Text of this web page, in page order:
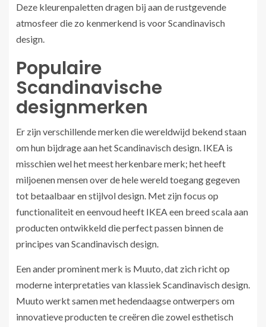
Deze kleurenpaletten dragen bij aan de rustgevende
atmosfeer die zo kenmerkend is voor Scandinavisch
design.
Populaire
Scandinavische
designmerken
Er zijn verschillende merken die wereldwijd bekend staan
om hun bijdrage aan het Scandinavisch design. IKEA is
misschien wel het meest herkenbare merk; het heeft
miljoenen mensen over de hele wereld toegang gegeven
tot betaalbaar en stijlvol design. Met zijn focus op
functionaliteit en eenvoud heeft IKEA een breed scala aan
producten ontwikkeld die perfect passen binnen de
principes van Scandinavisch design.
Een ander prominent merk is Muuto, dat zich richt op
moderne interpretaties van klassiek Scandinavisch design.
Muuto werkt samen met hedendaagse ontwerpers om
innovatieve producten te creëren die zowel esthetisch